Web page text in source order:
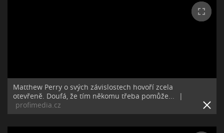
Matthew Perry o svých závislostech hovoří zcela
otevřeně. Doufá, že tím někomu třeba pomůže...
|
profimedia.cz